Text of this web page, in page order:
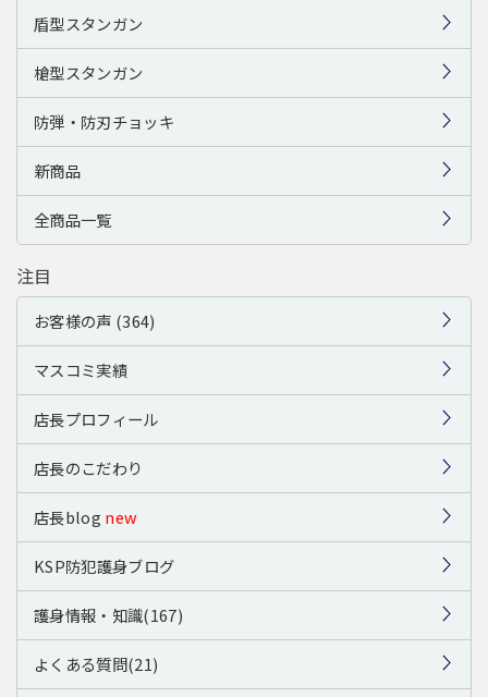
盾型スタンガン
槍型スタンガン
防弾・防刃チョッキ
新商品
全商品一覧
注目
お客様の声 (364)
マスコミ実績
店長プロフィール
店長のこだわり
店長blog new
KSP防犯護身ブログ
護身情報・知識(167)
よくある質問(21)